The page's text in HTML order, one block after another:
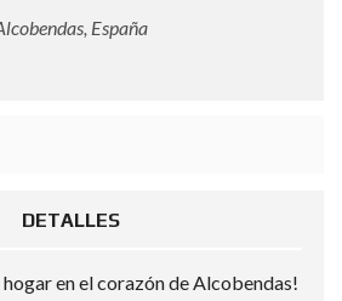
España
DETALLES
en el corazón de Alcobendas!